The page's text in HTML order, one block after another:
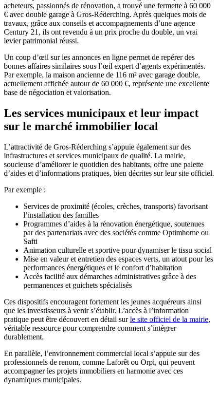
acheteurs, passionnés de rénovation, a trouvé une fermette à 60 000
€ avec double garage à Gros-Réderching. Après quelques mois de
travaux, grâce aux conseils et accompagnements d’une agence
Century 21, ils ont revendu à un prix proche du double, un vrai
levier patrimonial réussi.
Un coup d’œil sur les annonces en ligne permet de repérer des
bonnes affaires similaires sous l’œil expert d’agents expérimentés.
Par exemple, la maison ancienne de 116 m² avec garage double,
actuellement affichée autour de 60 000 €, représente une excellente
base de négociation et valorisation.
Les services municipaux et leur impact
sur le marché immobilier local
L’attractivité de Gros-Réderching s’appuie également sur des
infrastructures et services municipaux de qualité. La mairie,
soucieuse d’améliorer le quotidien des habitants, offre une palette
d’aides et d’informations pratiques, bien décrites sur leur site officiel.
Par exemple :
Services de proximité (écoles, crèches, transports) favorisant
l’installation des familles
Programmes d’aides à la rénovation énergétique, soutenues
par des partenariats avec des sociétés comme Optimhome ou
Safti
Animation culturelle et sportive pour dynamiser le tissu social
Mise en valeur et entretien des espaces verts, un atout pour les
performances énergétiques et le confort d’habitation
Accès facilité aux démarches administratives grâce à des
permanences et guichets spécialisés
Ces dispositifs encouragent fortement les jeunes acquéreurs ainsi
que les investisseurs à venir s’établir. L’accès à l’information
pratique peut être découvert en détail surle site officiel de la mairie,
véritable ressource pour comprendre comment s’intégrer
durablement.
En parallèle, l’environnement commercial local s’appuie sur des
professionnels de renom, comme Laforêt ou Orpi, qui peuvent
accompagner les projets immobiliers en harmonie avec ces
dynamiques municipales.